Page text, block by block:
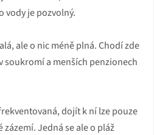
vody je pozvolný.
ale o nic méně plná. Chodí zde
soukromí a menších penzionech
dojít k ní lze pouze
Jedná se ale o pláž